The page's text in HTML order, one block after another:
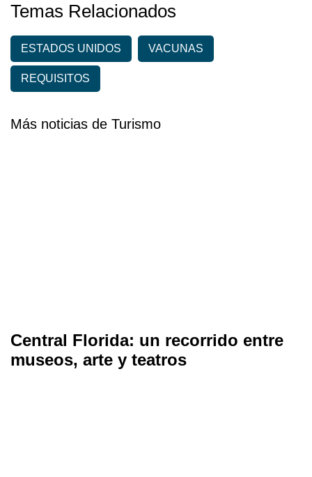
Temas Relacionados
ESTADOS UNIDOS VACUNAS
REQUISITOS
Más noticias de Turismo
Central Florida: un recorrido entre
museos, arte y teatros